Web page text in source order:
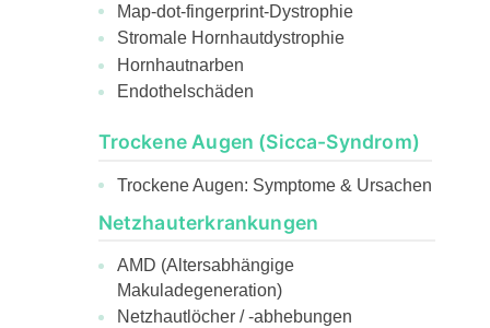
Map-dot-fingerprint-Dystrophie
Stromale Hornhautdystrophie
Hornhautnarben
Endothelschäden
Trockene Augen (Sicca-Syndrom)
Trockene Augen: Symptome & Ursachen
Netzhauterkrankungen
AMD (Altersabhängige
Makuladegeneration)
Netzhautlöcher / -abhebungen